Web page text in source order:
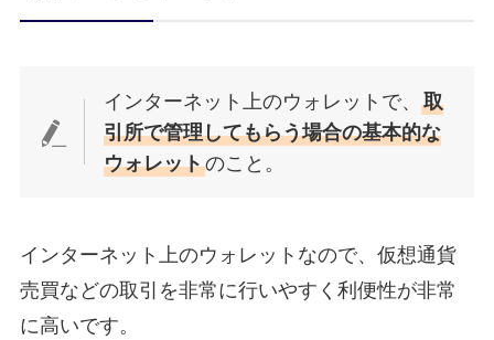
インターネット上のウォレットで、取
引所で管理してもらう場合の基本的な
ウォレットのこと。
インターネット上のウォレットなので、仮想通貨
売買などの取引を非常に行いやすく利便性が非常
に高いです。